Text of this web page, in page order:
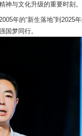
神与文化升级的重要时刻。
年的“新生落地”到2025
国梦同行。